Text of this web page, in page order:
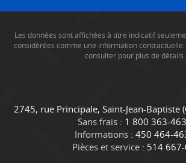
Les données sont affichées à titre indicatif
considérées comme une information
consulter pour plus de détails.
C
o
n
t
C
a
m
i
2745, rue Principale, Saint-Jean-Baptiste
Sans frais : 1 800 363-
Informations : 450 464-
Pièces et service : 514